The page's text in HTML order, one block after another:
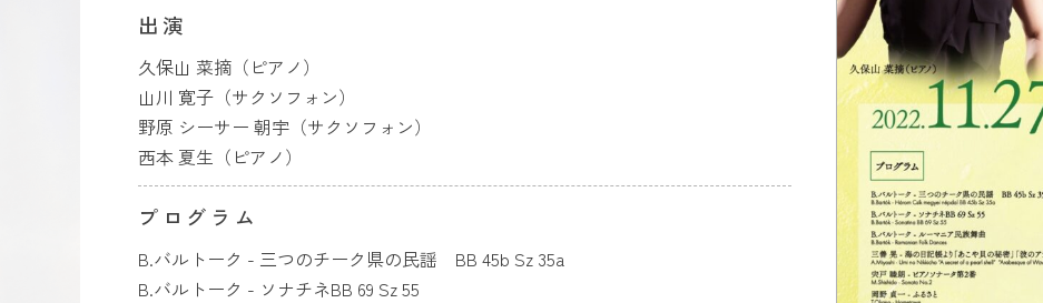
出演
久保山 菜摘（ピアノ）
山川 寛子（サクソフォン）
野原 シーサー 朝宇（サクソフォン）
西本 夏生（ピアノ）
プログラム
B.バルトーク - 三つのチーク県の民謡 BB 45b Sz 35a
B.バルトーク - ソナチネBB 69 Sz 55